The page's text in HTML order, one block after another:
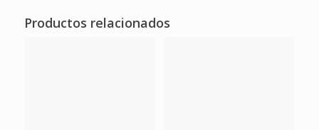
Productos relacionados